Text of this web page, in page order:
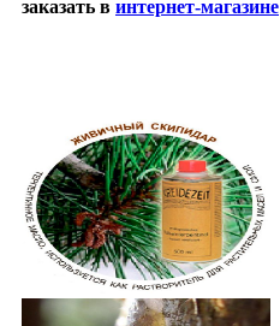
заказать в интернет-магазине